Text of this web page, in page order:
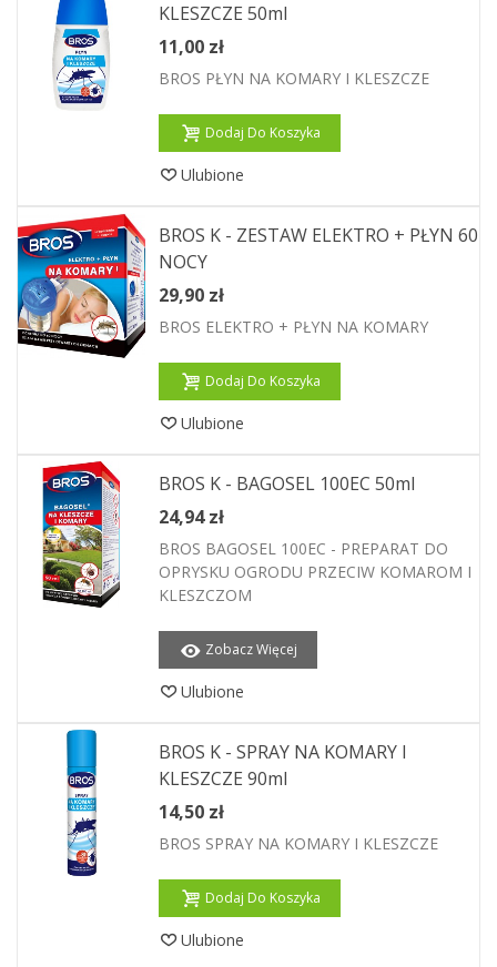
KLESZCZE 50ml
11,00 zł
BROS PŁYN NA KOMARY I KLESZCZE
Dodaj Do Koszyka
Ulubione
BROS K - ZESTAW ELEKTRO + PŁYN 60
NOCY
29,90 zł
BROS ELEKTRO + PŁYN NA KOMARY
Dodaj Do Koszyka
Ulubione
BROS K - BAGOSEL 100EC 50ml
24,94 zł
BROS BAGOSEL 100EC - PREPARAT DO
OPRYSKU OGRODU PRZECIW KOMAROM I
KLESZCZOM
Zobacz Więcej
Ulubione
BROS K - SPRAY NA KOMARY I
KLESZCZE 90ml
14,50 zł
BROS SPRAY NA KOMARY I KLESZCZE
Dodaj Do Koszyka
Ulubione